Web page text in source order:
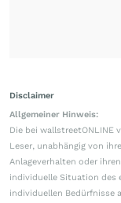
Disclaimer
Allgemeiner Hinweis:
Die bei
Leser, unabhängig von
Anlageverhalten oder
individuelle Situation des
individuellen Bedürfnisse